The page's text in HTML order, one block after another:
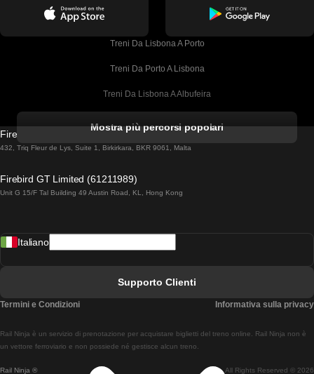
Treni Da Lisbona A Porto
Treni Da Porto A Lisbona
Treni Da Lisbona A Albufeira
Treni Da Lisbona A Lagos
Treni Da Lisbona A Madrid
Treni Da Lisbon A Braga
Treni Da Braga A Lisbona
Mostra più percorsi popolari
Firebird GT Limited (OC 1451)
432, Triq Fleur de Lys, Suite 1, Birkirkara, BKR 9061, Malta
Firebird GT Limited (61211989)
Unit G 15/F Tal Building 49 Austin Road, KL, Hong Kong
Rail Ninja ® All Rights Reserved © 2026
Rail Ninja è un servizio di prenotazione per acquistare biglietti del treno online. Rail Ninja non è
un vettore ferroviario e non possiede né gestisce alcun treno.
Italiano
Supporto Clienti
Termini e Condizioni Informativa sulla privacy